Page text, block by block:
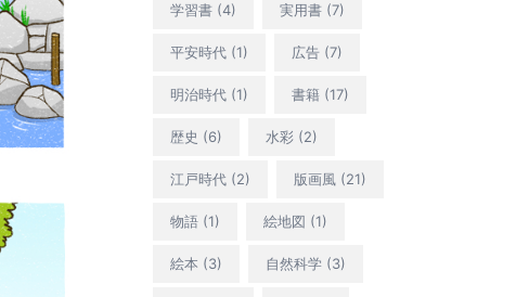
学習書(4) 実用書(7)
平安時代(1) 広告(7)
明治時代(1) 書籍(17)
歴史 (6) 水彩(2)
江戸時代(2) 版画風(21)
物語(1) 絵地図 (1)
絵本 (3) 自然科学(3)